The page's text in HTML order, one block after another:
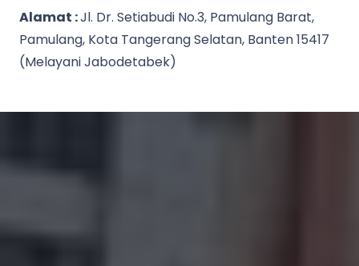
Alamat :Jl. Dr. Setiabudi No.3, Pamulang Barat,
Pamulang, Kota Tangerang Selatan, Banten 15417
(Melayani Jabodetabek)